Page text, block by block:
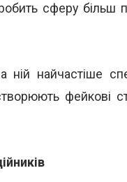
сферу більш
ній найчастіше
фейкові